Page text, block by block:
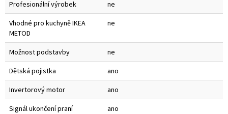
Profesionální výrobek ne
Vhodné pro kuchyně IKEA
METOD
ne
Možnost podstavby ne
Dětská pojistka ano
Invertorový motor ano
Signál ukončení praní ano